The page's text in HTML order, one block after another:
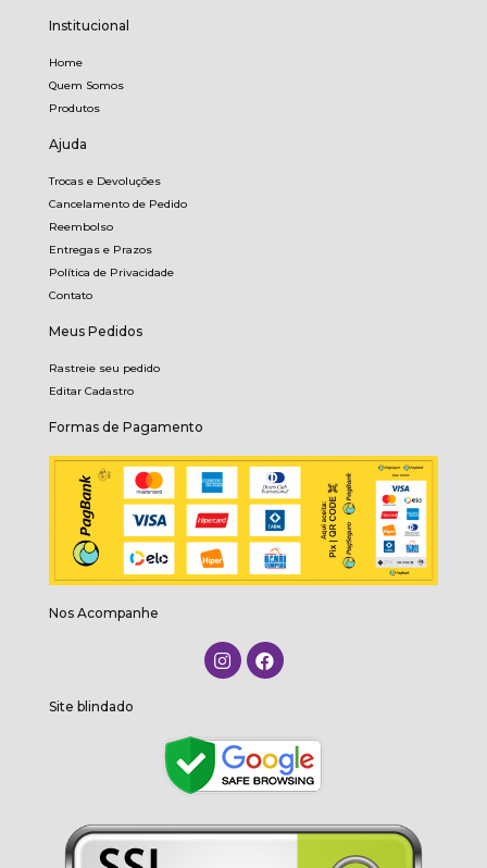
Institucional
Home
Quem Somos
Produtos
Ajuda
Trocas e Devoluções
Cancelamento de Pedido
Reembolso
Entregas e Prazos
Política de Privacidade
Contato
Meus Pedidos
Rastreie seu pedido
Editar Cadastro
Formas de Pagamento
Nos Acompanhe
Site blindado